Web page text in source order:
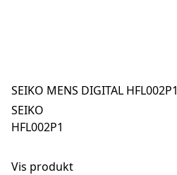
SEIKO MENS DIGITAL HFL002P1
SEIKO
HFL002P1
Vis produkt